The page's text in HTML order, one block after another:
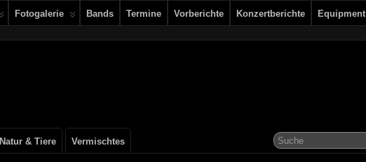
Fotogalerie Bands Termine Vorberichte Konzertberichte Equipment
Natur & Tiere Vermischtes